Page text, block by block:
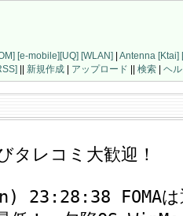
[e-mobile][UQ] [WLAN] | Antenna [Ktai]
|| 新規作成 | アップロード || 検索 | ヘ